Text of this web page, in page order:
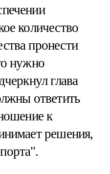
количество
пронести
нужно
глава
ответить
к
решения,